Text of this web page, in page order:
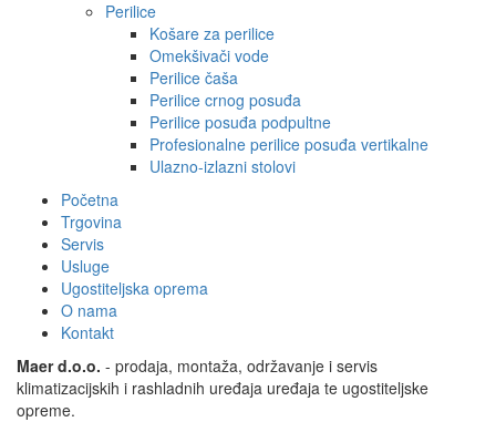
Perilice
Košare za perilice
Omekšivači vode
Perilice čaša
Perilice crnog posuđa
Perilice posuđa podpultne
Profesionalne perilice posuđa vertikalne
Ulazno-izlazni stolovi
Početna
Trgovina
Servis
Usluge
Ugostiteljska oprema
O nama
Kontakt
Maer d.o.o. - prodaja, montaža, održavanje i servis
klimatizacijskih i rashladnih uređaja uređaja te ugostiteljske
opreme.